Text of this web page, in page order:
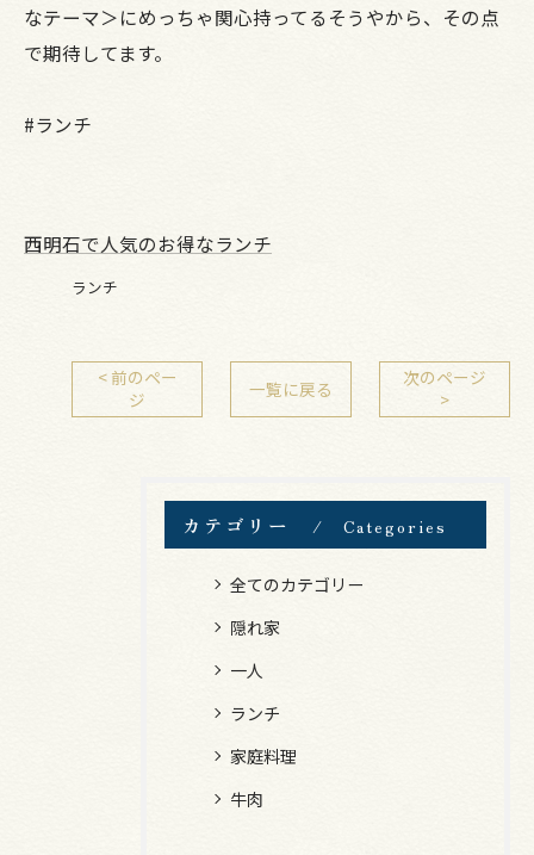
なテーマ＞にめっちゃ関心持ってるそうやから、その点
で期待してます。
#ランチ
西明石で人気のお得なランチ
ランチ
< 前のペー
ジ
一覧に戻る
次のページ
>
カテゴリー Categories
全てのカテゴリー
隠れ家
一人
ランチ
家庭料理
牛肉